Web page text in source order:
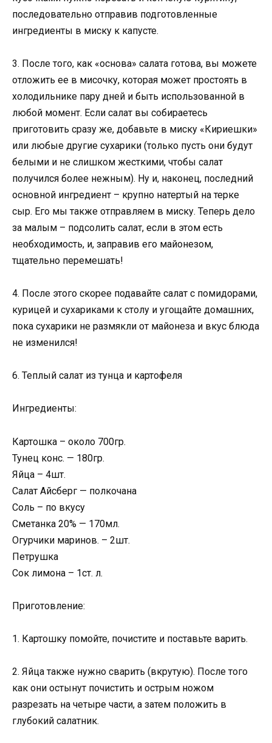
последовательно отправив подготовленные
ингредиенты в миску к капусте.
3. После того, как «основа» салата готова, вы можете
отложить ее в мисочку, которая может простоять в
холодильнике пару дней и быть использованной в
любой момент. Если салат вы собираетесь
приготовить сразу же, добавьте в миску «Кириешки»
или любые другие сухарики (только пусть они будут
белыми и не слишком жесткими, чтобы салат
получился более нежным). Ну и, наконец, последний
основной ингредиент – крупно натертый на терке
сыр. Его мы также отправляем в миску. Теперь дело
за малым – подсолить салат, если в этом есть
необходимость, и, заправив его майонезом,
тщательно перемешать!
4. После этого скорее подавайте салат с помидорами,
курицей и сухариками к столу и угощайте домашних,
пока сухарики не размякли от майонеза и вкус блюда
не изменился!
6. Теплый салат из тунца и картофеля
Ингредиенты:
Картошка – около 700гр.
Тунец конс. — 180гр.
Яйца – 4шт.
Салат Айсберг — полкочана
Соль – по вкусу
Сметанка 20% — 170мл.
Огурчики маринов. – 2шт.
Петрушка
Сок лимона – 1ст. л.
Приготовление:
1. Картошку помойте, почистите и поставьте варить.
2. Яйца также нужно сварить (вкрутую). После того
как они остынут почистить и острым ножом
разрезать на четыре части, а затем положить в
глубокий салатник.